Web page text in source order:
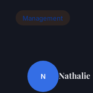
Management
N Nathalie